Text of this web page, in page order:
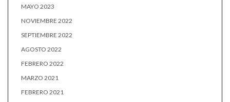
MAYO 2023
NOVIEMBRE 2022
SEPTIEMBRE 2022
AGOSTO 2022
FEBRERO 2022
MARZO 2021
FEBRERO 2021